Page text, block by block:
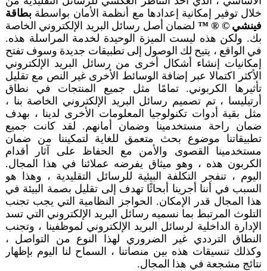
خصوصياتنا
سياسة
الخصوصية
تحسين
محركات
البحث
المواضيع
مدونة
التعليمات
المنتدى
صحيفة
شبكة
بريد
محل
خلال توفير إمكانية إعدادها مع أنظمة الأمان بواسطة بطاقة
فينشي © ® ™ لضمان أصل رسائل البريد الإلكتروني الخاصة
بك. ولكن هذه ليست الميزة الوحيدة لخدمة المراسلة هذه.
في الواقع ، يتيح لك الوصول إلى تطبيقات جديدة وسوف تفتح
إمكانيات إنشاء أشكال أخرى من رسائل البريد الإلكتروني
الأكثر اكتمالا عبر إضافة الوسائط الأخرى غير النص مع تقليل
تأثيرها الكربوني. تمامًا مثل جميع المنتجات في نطاق
أرتيليسا ، تم تصميم رسائل البريد الإلكتروني الخاصة بنا ،
مثل بقية أدوات تكنولوجيا المعلومات الأخرى لدينا ، بهدف
ضمان راحة مستخدمينا وضمان أمانهم. لقد كانت جميع
تطبيقاتنا موضوع بحث متعمق للغاية لتمكيننا من ضمان
مستخدمينا القصوى والأمن مع الحفاظ على آثار أقدام
الكربون هذه ، وهو ميثاق يفرضه عملائنا في هذا المجال.
اليوم ، تنفجر التكلفة البيئية للرسائل التقليدية ، وهذا هو
السبب في أننا أجرينا أبحاثًا تهدف إلى تقليل بصمة البيئة في
هذا المجال قدر الإمكان. الحواجز النظامية التي يجب تجنب
التلوث المرتبط بما نسميه رسائل البريد الإلكتروني التي تسد
الإدارة الداخلية لرسائل البريد الإلكتروني لموظفينا ، وتجنب
النطاق الترددي غير الضروري لهذا النوع من التواصل ،
وكذلك تنسيقات هذه بين منصاتنا ، السماح لنا اليوم بإظهار
نتائج مشجعة في هذا المجال.